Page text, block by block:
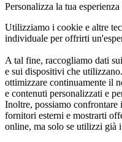
Personalizza la tua
Utilizziamo i cookie e altre
individuale per offrirti
A tal fine, raccogliamo dati
e sui dispositivi che
ottimizzare continuamente il
e contenuti personalizzati e
Inoltre, possiamo
fornitori esterni e mostrarti
online, ma solo se utilizzi già